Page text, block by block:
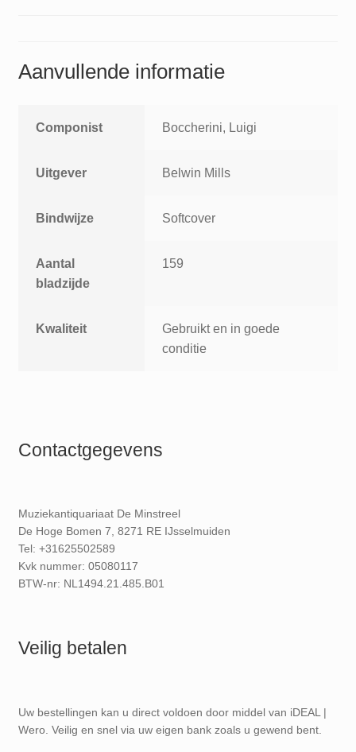
Aanvullende informatie
Componist Boccherini, Luigi
Uitgever Belwin Mills
Bindwijze Softcover
Aantal
bladzijde
159
Kwaliteit
Gebruikt en in goede
conditie
Contactgegevens
Muziekantiquariaat De Minstreel
De Hoge Bomen 7, 8271 RE IJsselmuiden
Tel: +31625502589
Kvk nummer: 05080117
BTW-nr: NL1494.21.485.B01
Veilig betalen
Uw bestellingen kan u direct voldoen door middel van iDEAL |
Wero. Veilig en snel via uw eigen bank zoals u gewend bent.